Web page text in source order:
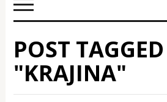
POST
"KRAJINA"